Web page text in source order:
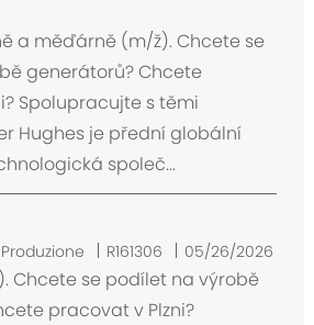
a měďárně (m/ž). Chcete se
generátorů? Chcete
Spolupracujte s těmi
Hughes je přední globální
společ...
Produzione R161306 05/26/2026
Chcete se podílet na výrobě
pracovat v Plzni?